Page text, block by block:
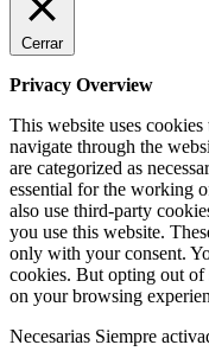
Cerrar
Privacy Overview
This website uses
navigate through the
are categorized as
essential for the working
also use third-party
you use this website.
only with your consent.
cookies. But opting out of
on your browsing
Necesarias Siempre